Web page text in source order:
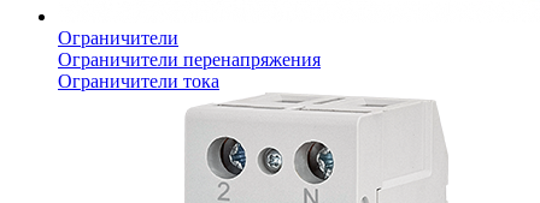
Ограничители
Ограничители перенапряжения
Ограничители тока